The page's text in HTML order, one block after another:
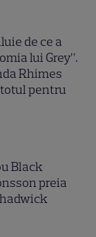
de ce a
lui Grey”.
Rhimes
pentru
Black
preia